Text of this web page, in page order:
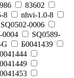
83602
8
nhvi-1.0-8
SQ0502-0006
0004
SQ0589-
Б0041439